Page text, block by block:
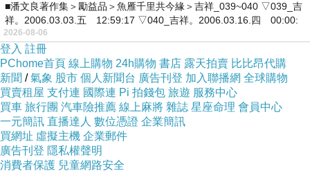
上一篇： 大頭貓─第二次的遊戲
下一篇：大頭貓─大頭貓附身的愛
■潘文良著作集＞勵益品＞魚雁千里共今緣＞吉祥_039~040 ▽039_吉
祥。2006.03.03.五 12:59:17 ▽040_吉祥。2006.03.16.四 00:00:
2026-08-06
登入 註冊
PChome首頁 線上購物 24h購物 書店 露天拍賣 比比昂代購
新聞 /氣象 股市 個人新聞台 廣告刊登 加入聯播網 全球購物
買賣租屋 支付連 國際連 Pi 拍錢包 旅遊 服務中心
買車 旅行團 汽車險推薦 線上麻將 雜誌 星座命理 會員中心
一元簡訊 直播達人 數位憑證 企業簡訊
買網址 虛擬主機 企業郵件
廣告刊登 隱私權聲明
消費者保護 兒童網路安全